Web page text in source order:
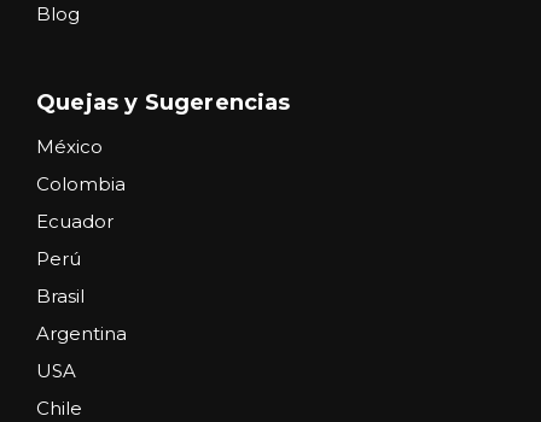
Blog
Quejas y Sugerencias
México
Colombia
Ecuador
Perú
Brasil
Argentina
USA
Chile